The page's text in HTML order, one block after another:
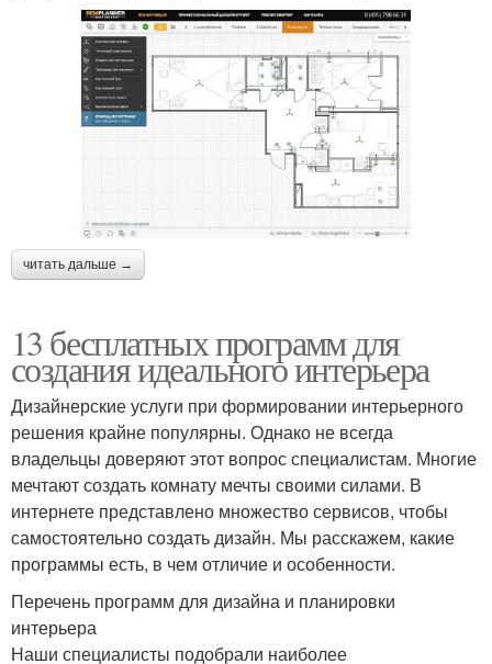
читать дальше →
13 бесплатных программ для
создания идеального интерьера
Дизайнерские услуги при формировании интерьерного
решения крайне популярны. Однако не всегда
владельцы доверяют этот вопрос специалистам. Многие
мечтают создать комнату мечты своими силами. В
интернете представлено множество сервисов, чтобы
самостоятельно создать дизайн. Мы расскажем, какие
программы есть, в чем отличие и особенности.
Перечень программ для дизайна и планировки
интерьера
Наши специалисты подобрали наиболее